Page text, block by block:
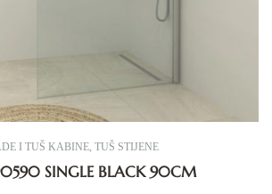
I TUŠ KABINE, TUŠ STIJENE
SINGLE BLACK 90CM